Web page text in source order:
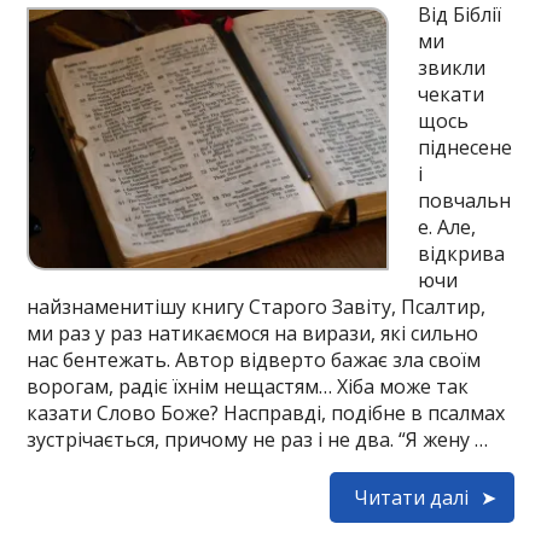
Від Біблії
ми
звикли
чекати
щось
піднесене
і
повчальн
е. Але,
відкрива
ючи
найзнаменитішу книгу Старого Завіту, Псалтир,
ми раз у раз натикаємося на вирази, які сильно
нас бентежать. Автор відверто бажає зла своїм
ворогам, радіє їхнім нещастям… Хіба може так
казати Слово Боже? Насправді, подібне в псалмах
зустрічається, причому не раз і не два. “Я жену …
Читати далі